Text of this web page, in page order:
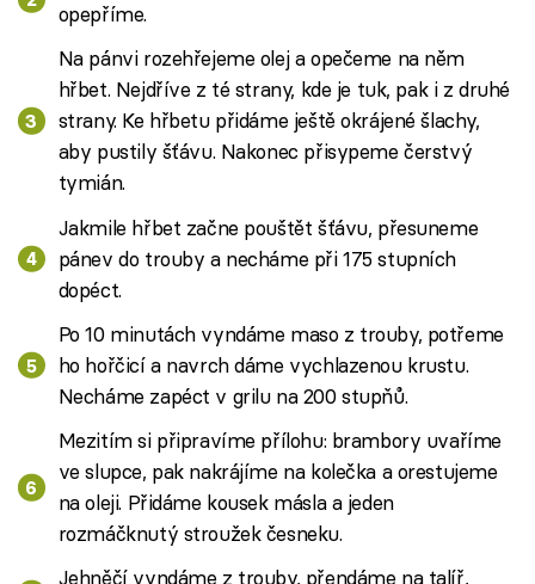
opepříme.
Na pánvi rozehřejeme olej a opečeme na něm
hřbet. Nejdříve z té strany, kde je tuk, pak i z druhé
strany. Ke hřbetu přidáme ještě okrájené šlachy,
aby pustily šťávu. Nakonec přisypeme čerstvý
tymián.
Jakmile hřbet začne pouštět šťávu, přesuneme
pánev do trouby a necháme při 175 stupních
dopéct.
Po 10 minutách vyndáme maso z trouby, potřeme
ho hořčicí a navrch dáme vychlazenou krustu.
Necháme zapéct v grilu na 200 stupňů.
Mezitím si připravíme přílohu: brambory uvaříme
ve slupce, pak nakrájíme na kolečka a orestujeme
na oleji. Přidáme kousek másla a jeden
rozmáčknutý stroužek česneku.
Jehněčí vyndáme z trouby, přendáme na talíř,